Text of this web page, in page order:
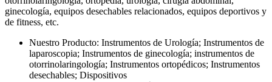
ginecología, equipos desechables relacionados, equipos deportivos y
de fitness, etc.
Nuestro Producto: Instrumentos de Urología; Instrumentos de
laparoscopia; Instrumentos de ginecología; instrumentos de
otorrinolaringología; Instrumentos ortopédicos; Instrumentos
desechables; Dispositivos